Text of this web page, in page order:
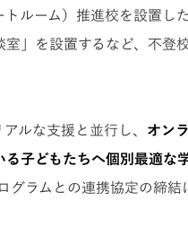
トルーム）推進校を設置し
」を設置するなど、不登
ルな支援と並行し、 オン
子どもたちへ個別最適な
グラムとの連携協定の締結